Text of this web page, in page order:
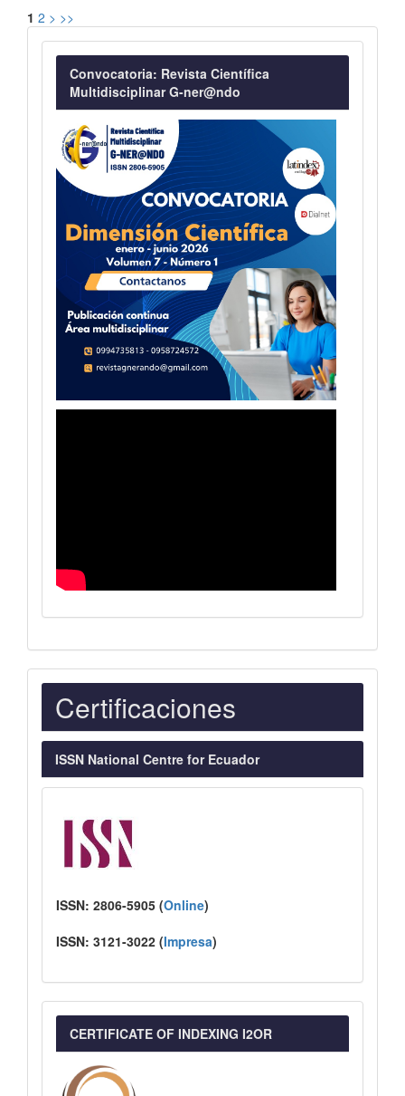
1 2 > >>
Convocatoria
Convocatoria: Revista Científica
Multidisciplinar G-ner@ndo
Indexaciones
Certificaciones
ISSN National Centre for Ecuador
ISSN: 2806-5905 (Online)
ISSN: 3121-3022 (Impresa)
CERTIFICATE OF INDEXING I2OR